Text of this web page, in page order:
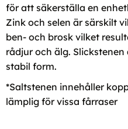
för att säkerställa en
Zink och selen är särskilt
ben- och brosk vilket
rådjur och älg.
stabil form.
*Saltstenen innehåller
lämplig för vissa fårraser